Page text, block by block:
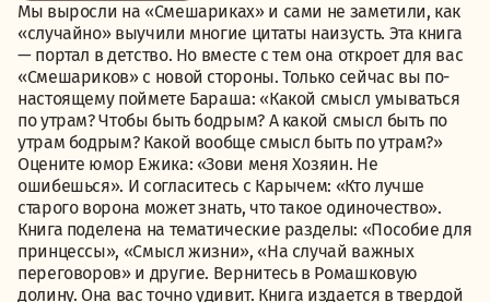
Мы выросли на «Смешариках» и сами не заметили, как
«случайно» выучили многие цитаты наизусть. Эта книга
— портал в детство. Но вместе с тем она откроет для вас
«Смешариков» с новой стороны. Только сейчас вы по-
настоящему поймете Бараша: «Какой смысл умываться
по утрам? Чтобы быть бодрым? А какой смысл быть по
утрам бодрым? Какой вообще смысл быть по утрам?»
Оцените юмор Ежика: «Зови меня Хозяин. Не
ошибешься». И согласитесь с Карычем: «Кто лучше
старого ворона может знать, что такое одиночество».
Книга поделена на тематические разделы: «Пособие для
принцессы», «Смысл жизни», «На случай важных
переговоров» и другие. Вернитесь в Ромашковую
долину. Она вас точно удивит. Книга издается в твердой